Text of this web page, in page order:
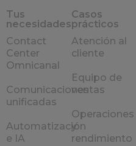
Tus
necesidades
Contact
Center
Omnicanal
Comunicaciones
unificadas
Automatización
e IA
Casos
prácticos
Atención al
cliente
Equipo de
ventas
Operaciones
y
rendimiento